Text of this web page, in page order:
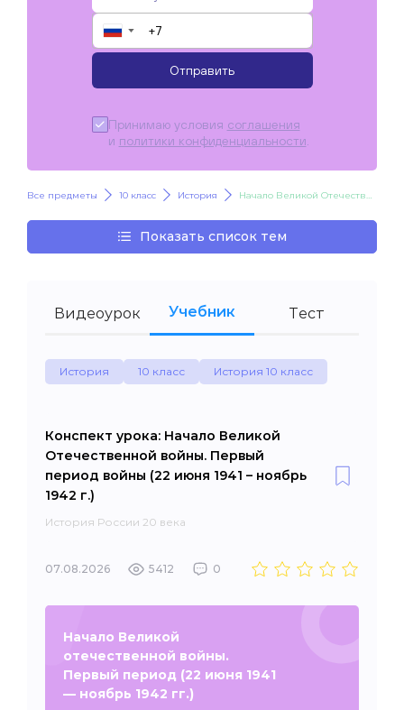
▼
Отправить
Принимаю условия соглашения
и политики конфиденциальности
Все предметы 10 класс История Начало Великой Отечественной войны. Первый период войны (22 июня 1941 – ноябрь 1942 г.)
Показать список тем
Видеоурок Учебник Тест
История 10 класс История 10 класс
Конспект урока: Начало Великой
Отечественной войны. Первый
период войны (22 июня 1941 – ноябрь
1942 г.)
История России 20 века
07.08.2026 5412 0
Начало Великой
отечественной войны.
Первый период (22 июня 1941
— ноябрь 1942 гг.)